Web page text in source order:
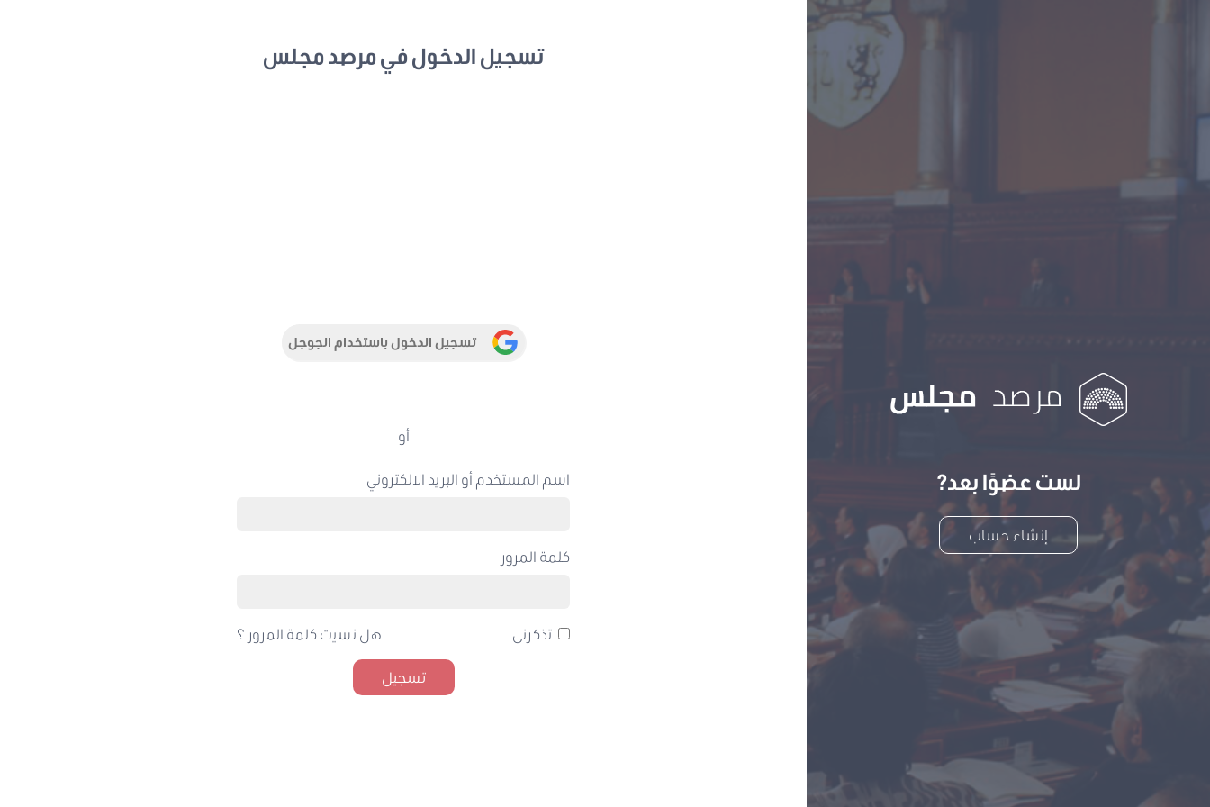
لست عضوًا بعد?
إنشاء حساب
تسجيل الدخول في مرصد مجلس
تسجيل الدخول باستخدام الجوجل
أو
اسم المستخدم أو البريد الالكتروني
كلمة المرور
تذكرنى هل نسيت كلمة المرور ؟